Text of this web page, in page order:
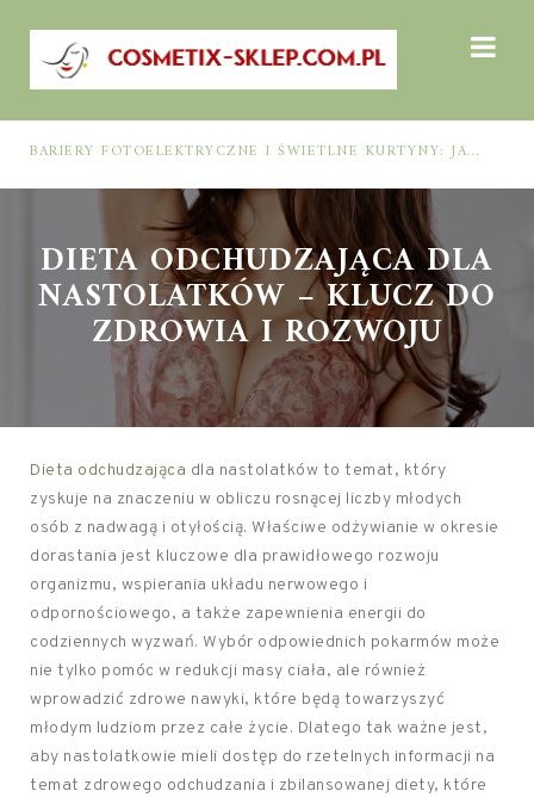
BARIERY FOTOELEKTRYCZNE I ŚWIETLNE KURTYNY: JAK DOBRAĆ ROZWIĄZANIE DO BEZPIECZEŃSTWA FUNKCJONALNEGO (MUTING, BLANKING, TYP 2 I TYP 4)
DIETA ODCHUDZAJĄCA DLA
NASTOLATKÓW – KLUCZ DO
ZDROWIA I ROZWOJU
Dieta odchudzająca dla nastolatków to temat, który
zyskuje na znaczeniu w obliczu rosnącej liczby młodych
osób z nadwagą i otyłością. Właściwe odżywianie w okresie
dorastania jest kluczowe dla prawidłowego rozwoju
organizmu, wspierania układu nerwowego i
odpornościowego, a także zapewnienia energii do
codziennych wyzwań. Wybór odpowiednich pokarmów może
nie tylko pomóc w redukcji masy ciała, ale również
wprowadzić zdrowe nawyki, które będą towarzyszyć
młodym ludziom przez całe życie. Dlatego tak ważne jest,
aby nastolatkowie mieli dostęp do rzetelnych informacji na
temat zdrowego odchudzania i zbilansowanej diety, które